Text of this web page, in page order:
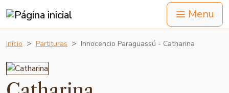
Menu
Início Partituras Innocencio Paraguassú - Catharina